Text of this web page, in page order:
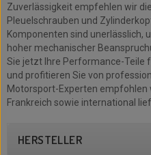
Zuverlässigkeit empfehlen wir
Pleuelschrauben und
Komponenten sind unerlässlich,
hoher mechanischer
Sie jetzt Ihre Performance-Teile
und profitieren Sie von
Motorsport-Experten
Frankreich sowie international
HERSTELLER